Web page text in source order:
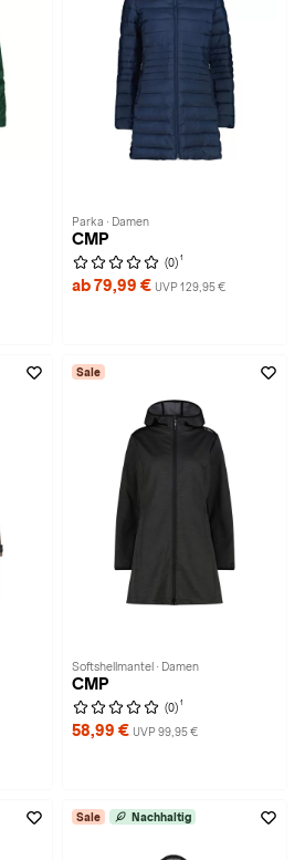
Parka · Damen
CMP
(0) 1
ab 79,99 € UVP 129,95 €
Sale
Softshellmantel · Damen
CMP
(0) 1
58,99 € UVP 99,95 €
Sale Nachhaltig